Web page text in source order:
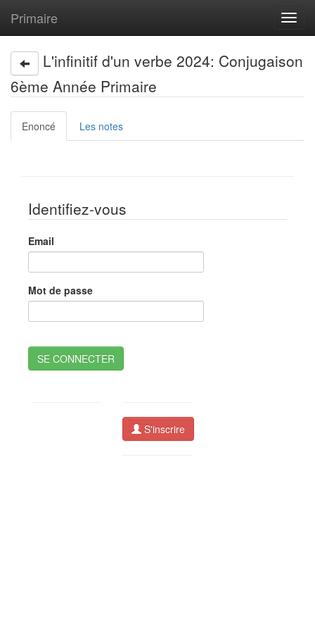
Primaire
L'infinitif d'un verbe 2024: Conjugaison
6ème Année Primaire
Enoncé Les notes
Identifiez-vous
Email
Mot de passe
SE CONNECTER
S'inscrire